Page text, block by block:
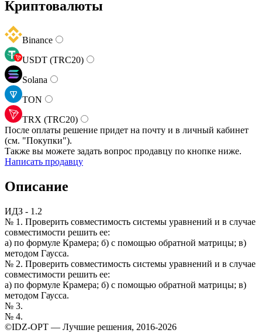
Криптовалюты
Binance
USDT (TRC20)
Solana
TON
TRX (TRC20)
После оплаты решение придет на почту и в личный кабинет
(см. "Покупки").
Также вы можете задать вопрос продавцу по кнопке ниже.
Написать продавцу
Описание
ИДЗ - 1.2
№ 1. Проверить совместимость системы уравнений и в случае
совместимости решить ее:
а) по формуле Крамера; б) с помощью обратной матрицы; в)
методом Гаусса.
№ 2. Проверить совместимость системы уравнений и в случае
совместимости решить ее:
а) по формуле Крамера; б) с помощью обратной матрицы; в)
методом Гаусса.
№ 3.
№ 4.
©IDZ-OPT — Лучшие решения, 2016-2026